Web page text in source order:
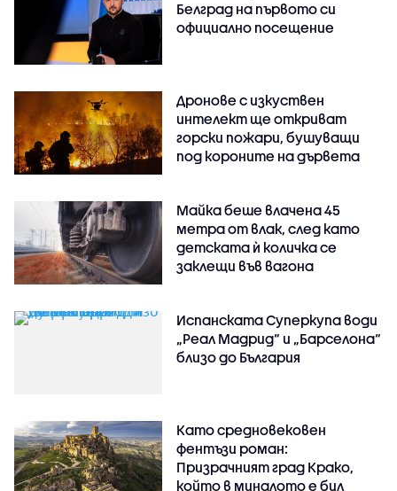
Белград на първото си
официално посещение
Дронове с изкуствен
интелект ще откриват
горски пожари, бушуващи
под короните на дървета
Майка беше влачена 45
метра от влак, след като
детската ѝ количка се
заклещи във вагона
Испанската Суперкупа води
„Реал Мадрид“ и „Барселона“
близо до България
Като средновековен
фентъзи роман:
Призрачният град Крако,
който в миналото е бил